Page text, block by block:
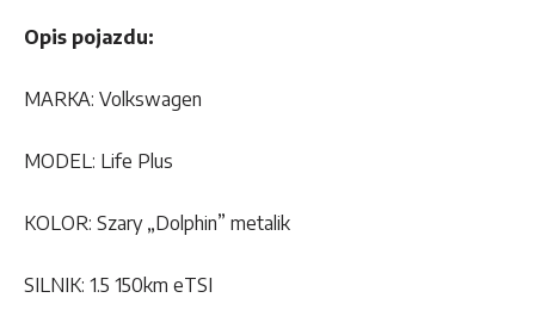
Opis pojazdu:
MARKA: Volkswagen
MODEL: Life Plus
KOLOR: Szary „Dolphin” metalik
SILNIK: 1.5 150km eTSI